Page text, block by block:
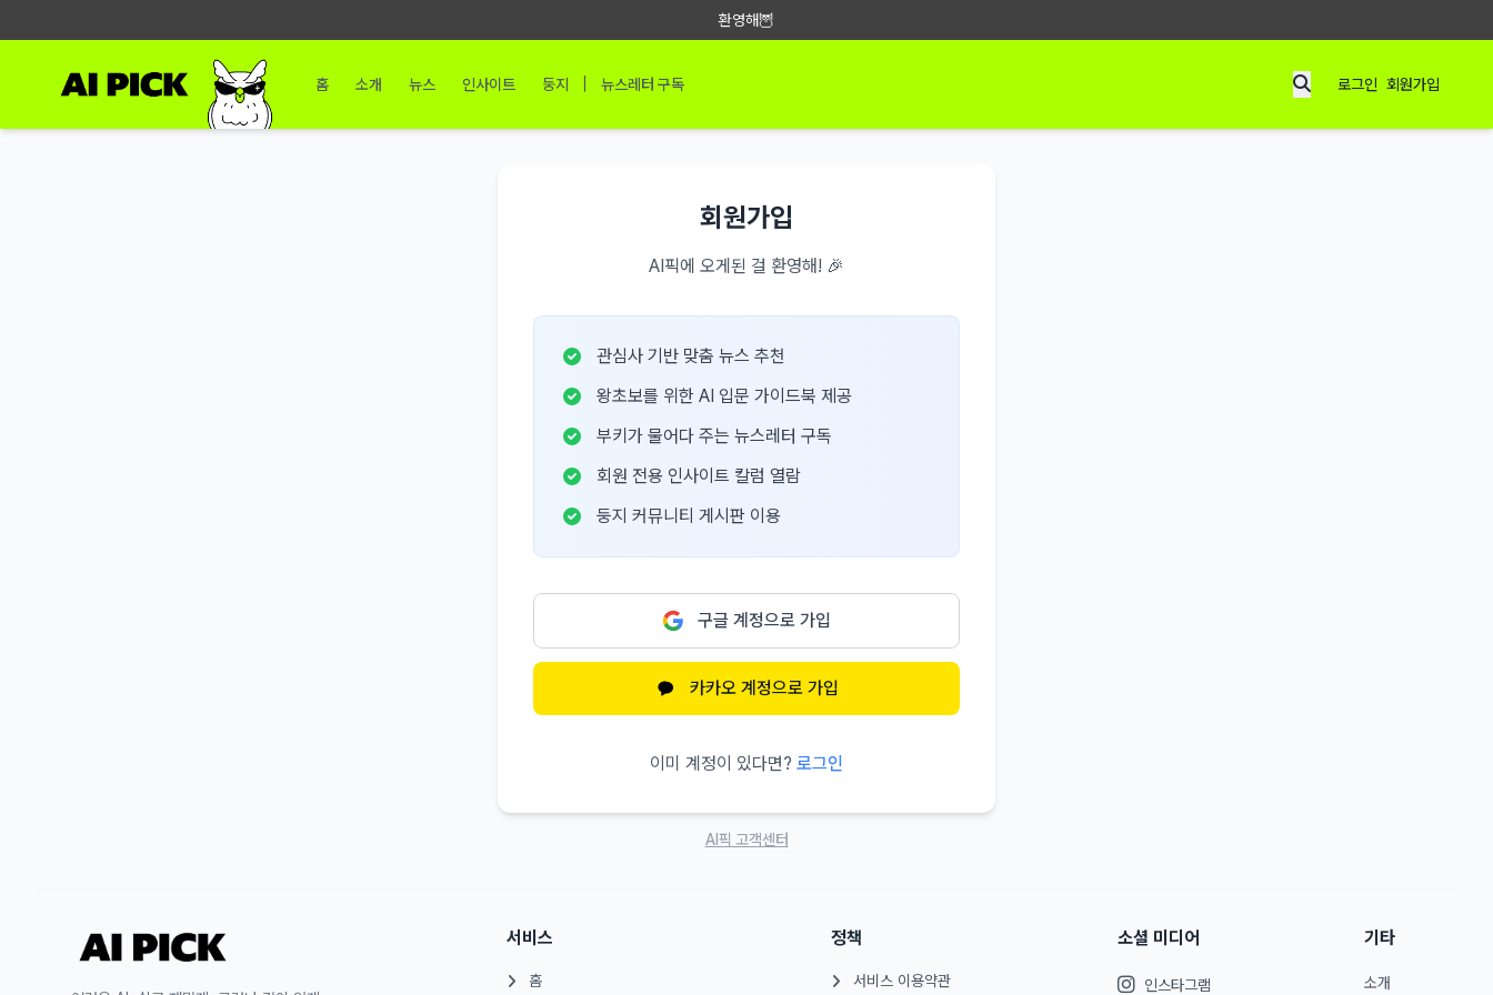
환영해🦉
홈 소개 뉴스 인사이트 둥지 뉴스레터 구독 로그인 회원가입
회원가입
AI픽에 오게된 걸 환영해! 🎉
관심사 기반 맞춤 뉴스 추천
왕초보를 위한 AI 입문 가이드북 제공
부키가 물어다 주는 뉴스레터 구독
회원 전용 인사이트 칼럼 열람
둥지 커뮤니티 게시판 이용
구글 계정으로 가입
카카오 계정으로 가입
이미 계정이 있다면? 로그인
AI픽 고객센터
서비스
홈
정책
서비스 이용약관
소셜 미디어
인스타그램
기타
소개